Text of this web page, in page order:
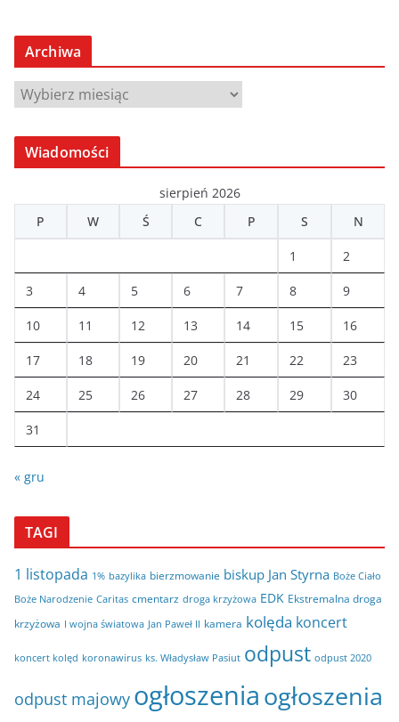
Archiwa
A
r
c
w
Wiadomości
sierpień 2026
P
W Ś C P S N
1 2
3 4 5 6 7 8 9
10 11 12 13 14 15 16
17 18 19 20 21 22 23
24 25 26 27 28 29 30
31
« gru
TAGI
1 listopada 1% bazylika bierzmowanie biskup Jan Styrna Boże Ciało
Boże Narodzenie Caritas cmentarz droga krzyżowa EDK Ekstremalna droga
krzyżowa I wojna światowa Jan Paweł II kamera kolęda koncert
koncert kolęd koronawirus ks. Władysław Pasiut odpust odpust 2020
odpust majowy ogłoszeniaogłoszenia